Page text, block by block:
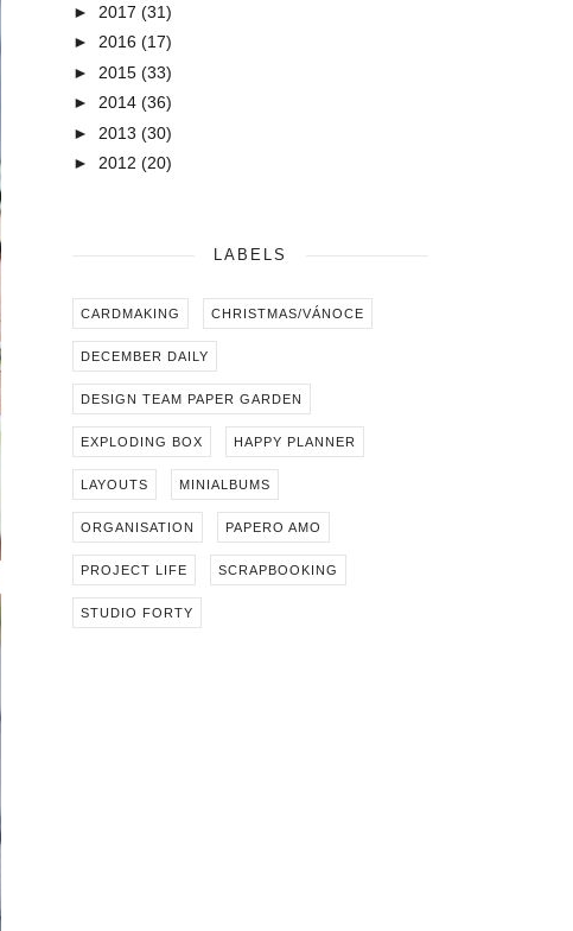
► 2017 (31)
► 2016 (17)
► 2015 (33)
► 2014 (36)
► 2013 (30)
► 2012 (20)
LABELS
CARDMAKING CHRISTMAS/VÁNOCE
DECEMBER DAILY
DESIGN TEAM PAPER GARDEN
EXPLODING BOX HAPPY PLANNER
LAYOUTS MINIALBUMS
ORGANISATION PAPERO AMO
PROJECT LIFE SCRAPBOOKING
STUDIO FORTY